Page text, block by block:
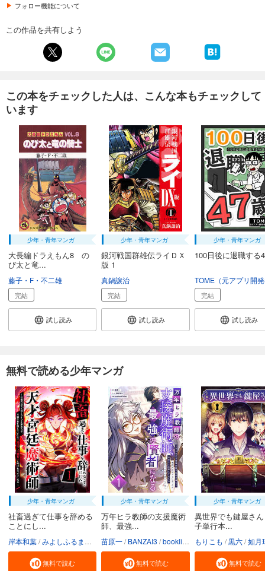
フォロー機能について
この作品を共有しよう
この本をチェックした人は、こんな本もチェックして
います
少年・青年マンガ
大長編ドラえもん8 の
び太と竜...
藤子・F・不二雄
完結
試し読み
少年・青年マンガ
銀河戦国群雄伝ライＤＸ
版 1
真鍋譲治
完結
試し読み
少年・青年マンガ
100日後に退職する
完結
試し読み
無料で読める少年マンガ
少年・青年マンガ
社畜過ぎて仕事を辞める
ことにし...
岸本和葉 みよしふるまち booklistaSTUDIO
無料で読む
少年・青年マンガ
万年ヒラ教師の支援魔術
師、最強...
苗原一 BANZAI3 booklistaSTUDIO
無料で読む
少年・青年マンガ
異世界でも鍵屋さ
子単行本...
もりこも 黒六 如月
無料で読む